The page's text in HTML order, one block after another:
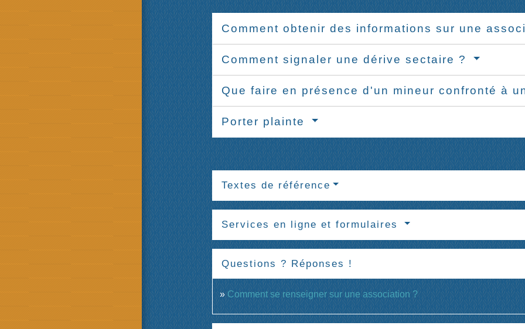
Comment obtenir des informations sur une
Comment signaler une dérive sectaire ?
Que faire en présence d'un mineur confronté à
Porter plainte
Textes de référence
Services en ligne et formulaires
Questions ? Réponses !
Comment se renseigner sur une association ?